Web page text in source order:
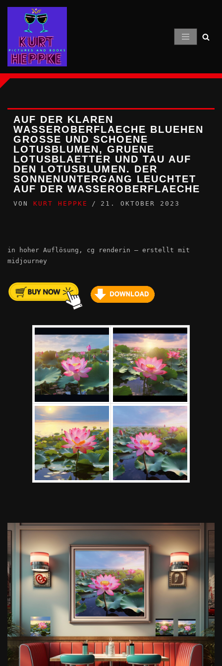
Inhalt
springen
AUF DER KLAREN
WASSEROBERFLAECHE BLUEHEN
GROSSE UND SCHOENE L
OTUSBLUMEN, GRUENE L
OTUSBLAETTER UND TAU AUF D
EN LOTUSBLUMEN. DER S
ONNENUNTERGANG LEUCHTET A
UF DER WASSEROBERFLAECHE
VON KURT HEPPKE 21. OKTOBER 2023
in hoher Auflösung, cg renderin – erstellt mit
midjourney